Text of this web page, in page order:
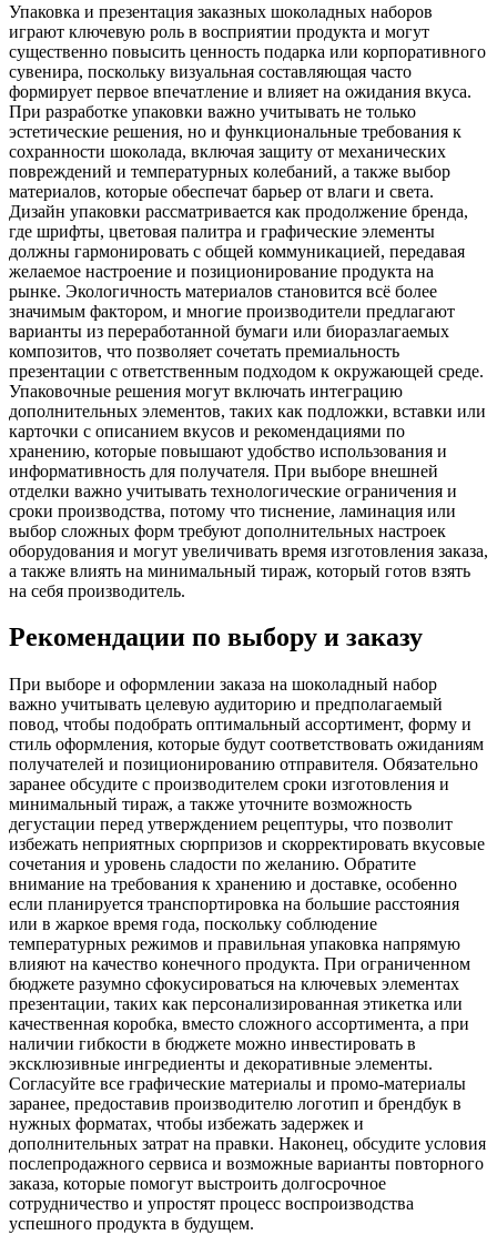
Упаковка и презентация заказных шоколадных наборов
играют ключевую роль в восприятии продукта и могут
существенно повысить ценность подарка или корпоративного
сувенира, поскольку визуальная составляющая часто
формирует первое впечатление и влияет на ожидания вкуса.
При разработке упаковки важно учитывать не только
эстетические решения, но и функциональные требования к
сохранности шоколада, включая защиту от механических
повреждений и температурных колебаний, а также выбор
материалов, которые обеспечат барьер от влаги и света.
Дизайн упаковки рассматривается как продолжение бренда,
где шрифты, цветовая палитра и графические элементы
должны гармонировать с общей коммуникацией, передавая
желаемое настроение и позиционирование продукта на
рынке. Экологичность материалов становится всё более
значимым фактором, и многие производители предлагают
варианты из переработанной бумаги или биоразлагаемых
композитов, что позволяет сочетать премиальность
презентации с ответственным подходом к окружающей среде.
Упаковочные решения могут включать интеграцию
дополнительных элементов, таких как подложки, вставки или
карточки с описанием вкусов и рекомендациями по
хранению, которые повышают удобство использования и
информативность для получателя. При выборе внешней
отделки важно учитывать технологические ограничения и
сроки производства, потому что тиснение, ламинация или
выбор сложных форм требуют дополнительных настроек
оборудования и могут увеличивать время изготовления заказа,
а также влиять на минимальный тираж, который готов взять
на себя производитель.
Рекомендации по выбору и заказу
При выборе и оформлении заказа на шоколадный набор
важно учитывать целевую аудиторию и предполагаемый
повод, чтобы подобрать оптимальный ассортимент, форму и
стиль оформления, которые будут соответствовать ожиданиям
получателей и позиционированию отправителя. Обязательно
заранее обсудите с производителем сроки изготовления и
минимальный тираж, а также уточните возможность
дегустации перед утверждением рецептуры, что позволит
избежать неприятных сюрпризов и скорректировать вкусовые
сочетания и уровень сладости по желанию. Обратите
внимание на требования к хранению и доставке, особенно
если планируется транспортировка на большие расстояния
или в жаркое время года, поскольку соблюдение
температурных режимов и правильная упаковка напрямую
влияют на качество конечного продукта. При ограниченном
бюджете разумно сфокусироваться на ключевых элементах
презентации, таких как персонализированная этикетка или
качественная коробка, вместо сложного ассортимента, а при
наличии гибкости в бюджете можно инвестировать в
эксклюзивные ингредиенты и декоративные элементы.
Согласуйте все графические материалы и промо-материалы
заранее, предоставив производителю логотип и брендбук в
нужных форматах, чтобы избежать задержек и
дополнительных затрат на правки. Наконец, обсудите условия
послепродажного сервиса и возможные варианты повторного
заказа, которые помогут выстроить долгосрочное
сотрудничество и упростят процесс воспроизводства
успешного продукта в будущем.